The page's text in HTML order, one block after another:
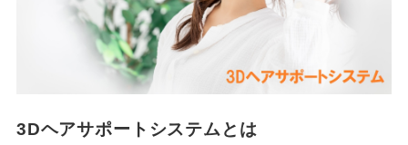
お問い合わせ
3Dヘアサポートシステムとは